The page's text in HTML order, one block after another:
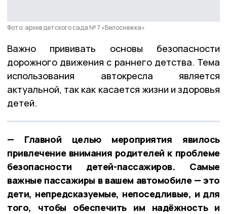
Фото: архив детского сада № 7 «Белоснежка»
Важно прививать основы безопасности
дорожного движения с раннего детства. Тема
использования автокресла является
актуальной, так как касается жизни и здоровья
детей.
— Главной целью мероприятия явилось
привлечение внимания родителей к проблеме
безопасности детей-пассажиров. Самые
важные пассажиры в вашем автомобиле — это
дети, непредсказуемые, непоседливые, и для
того, чтобы обеспечить им надёжность и